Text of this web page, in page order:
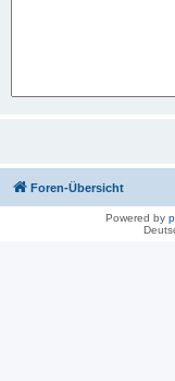
Foren-Übersicht
Powered by